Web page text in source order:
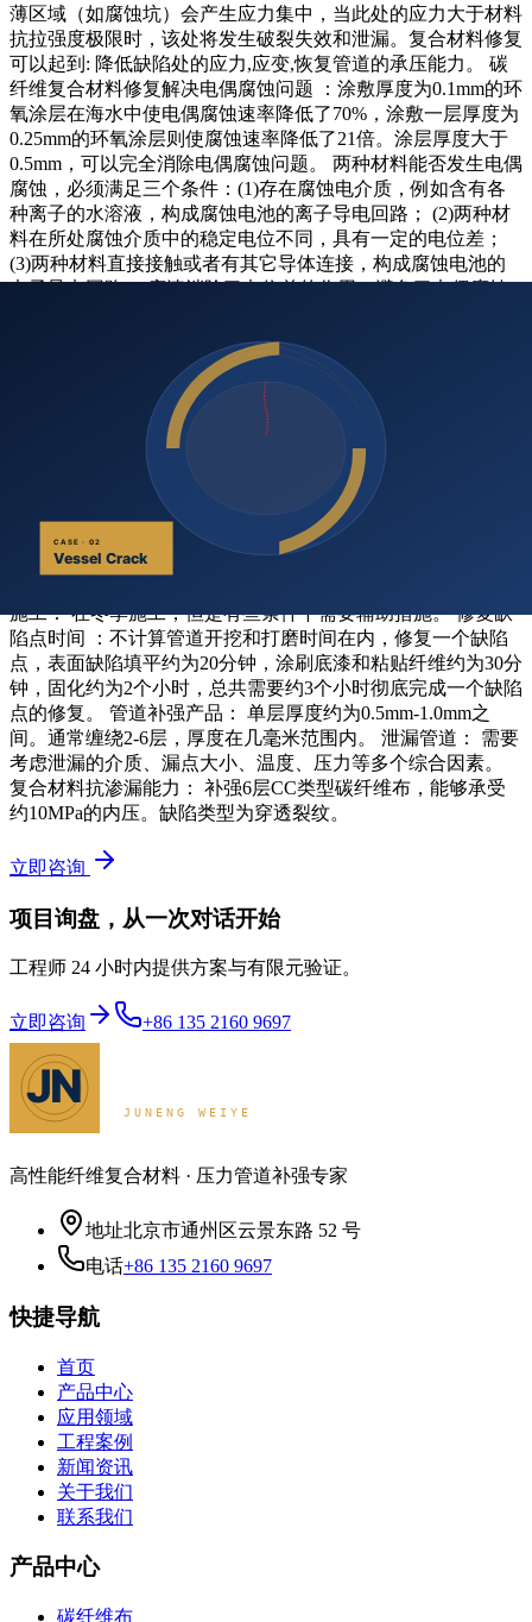
薄区域（如腐蚀坑）会产生应力集中，当此处的应力大于材料
抗拉强度极限时，该处将发生破裂失效和泄漏。复合材料修复
可以起到: 降低缺陷处的应力,应变,恢复管道的承压能力。 碳
纤维复合材料修复解决电偶腐蚀问题 ：涂敷厚度为0.1mm的环
氧涂层在海水中使电偶腐蚀速率降低了70%，涂敷一层厚度为
0.25mm的环氧涂层则使腐蚀速率降低了21倍。涂层厚度大于
0.5mm，可以完全消除电偶腐蚀问题。 两种材料能否发生电偶
腐蚀，必须满足三个条件：(1)存在腐蚀电介质，例如含有各
种离子的水溶液，构成腐蚀电池的离子导电回路； (2)两种材
料在所处腐蚀介质中的稳定电位不同，具有一定的电位差；
(3)两种材料直接接触或者有其它导体连接，构成腐蚀电池的
电子导电回路。 底漆消除了电位差的作用，避免了电偶腐蚀
消除电偶腐蚀之后，复合材料修复基本不存在其他腐蚀问题。
管道补强标准： 强度设计规定了碳纤维复合材料理论设计变
形率约束在0.4%以内，管道恢复的具体设计准则。规定了补
强产品温度服役范围，要求服役温度应低于复合材料玻璃态温
度以下15度，方可保证50年的使用寿命。 双向碳纤维布和单
向碳纤维布区别 ： 单向布使用简单，操作方便，施工质量容
易控制。双向碳纤维布布可以很容易的处理各种曲面，如三
通、弯头的曲面，而单向布则很困难。另外，单向布与双向布
复合材料力学性能有较大的改变。 补强管道树脂固化： 管道
补强产品在常温下只需要2个小时就能完成基本固化，可加温
施工： 在冬季施工，但是有些条件下需要辅助措施。 修复缺
陷点时间 ：不计算管道开挖和打磨时间在内，修复一个缺陷
点，表面缺陷填平约为20分钟，涂刷底漆和粘贴纤维约为30分
钟，固化约为2个小时，总共需要约3个小时彻底完成一个缺陷
点的修复。 管道补强产品： 单层厚度约为0.5mm-1.0mm之
间。通常缠绕2-6层，厚度在几毫米范围内。 泄漏管道： 需要
考虑泄漏的介质、漏点大小、温度、压力等多个综合因素。
复合材料抗渗漏能力： 补强6层CC类型碳纤维布，能够承受
约10MPa的内压。缺陷类型为穿透裂纹。
立即咨询
项目询盘，从一次对话开始
工程师 24 小时内提供方案与有限元验证。
立即咨询 +86 135 2160 9697
高性能纤维复合材料 · 压力管道补强专家
地址北京市通州区云景东路 52 号
电话+86 135 2160 9697
快捷导航
首页
产品中心
应用领域
工程案例
新闻资讯
关于我们
联系我们
产品中心
碳纤维布